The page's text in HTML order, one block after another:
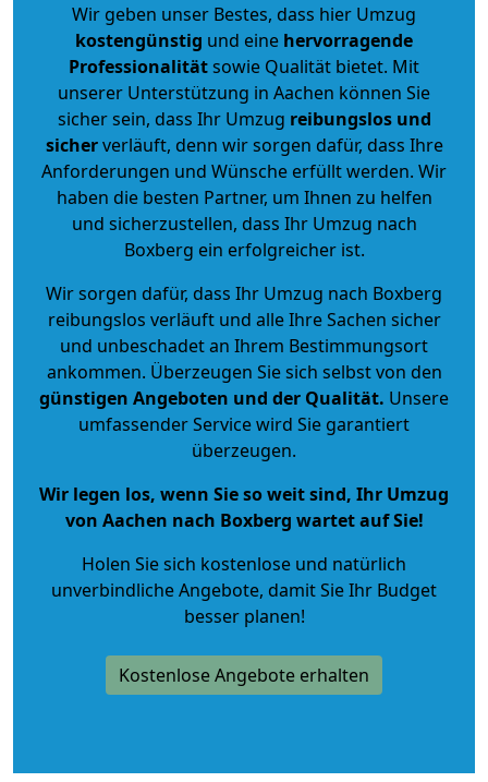
Wir geben unser Bestes, dass hier Umzug
kostengünstig und eine hervorragende
Professionalitätsowie Qualität bietet. Mit
unserer Unterstützung in Aachen können Sie
sicher sein, dass Ihr Umzug reibungslos und
sicherverläuft, denn wir sorgen dafür, dass Ihre
Anforderungen und Wünsche erfüllt werden. Wir
haben die besten Partner, um Ihnen zu helfen
und sicherzustellen, dass Ihr Umzug nach
Boxberg ein erfolgreicher ist.
Wir sorgen dafür, dass Ihr Umzug nach Boxberg
reibungslos verläuft und alle Ihre Sachen sicher
und unbeschadet an Ihrem Bestimmungsort
ankommen. Überzeugen Sie sich selbst von den
günstigen Angeboten und der Qualität. Unsere
umfassender Service wird Sie garantiert
überzeugen.
Wir legen los, wenn Sie so weit sind, Ihr Umzug
von Aachen nach Boxberg wartet auf Sie!
Holen Sie sich kostenlose und natürlich
unverbindliche Angebote, damit Sie Ihr Budget
besser planen!
Kostenlose Angebote erhalten